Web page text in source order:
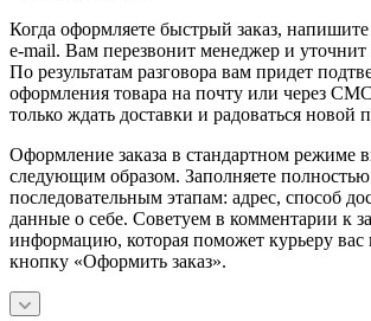
Когда оформляете быстрый заказ,
e-mail. Вам перезвонит менеджер и уточнит
По результатам разговора вам придет
оформления товара на почту или через
только ждать доставки и радоваться новой
Оформление заказа в стандартном режиме
следующим образом. Заполняете
последовательным этапам: адрес, способ
данные о себе. Советуем в комментарии к
информацию, которая поможет курьеру
кнопку «Оформить заказ».